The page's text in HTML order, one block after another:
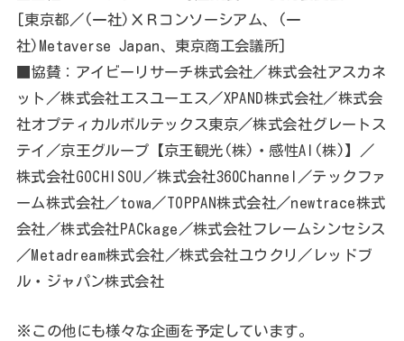
[東京都／(一社)ＸＲコンソーシアム、(一
社)Metaverse Japan、東京商工会議所]
■協賛：アイビーリサーチ株式会社／株式会社アスカネ
ット／株式会社エスユーエス／XPAND株式会社／株式会
社オプティカルボルテックス東京／株式会社グレートス
テイ／京王グループ【京王観光(株)・感性AI(株)】／
株式会社GOCHISOU／株式会社360Channel／テックファ
ーム株式会社／towa／TOPPAN株式会社／newtrace株式
会社／株式会社PACkage／株式会社フレームシンセシス
／Metadream株式会社／株式会社ユウクリ／レッドブ
ル・ジャパン株式会社
※この他にも様々な企画を予定しています。